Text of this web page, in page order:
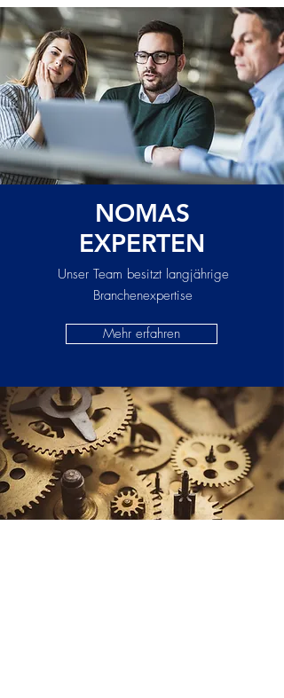
NOMAS
EXPERTEN
Unser Team besitzt langjährige
Branchenexpertise
Mehr erfahren